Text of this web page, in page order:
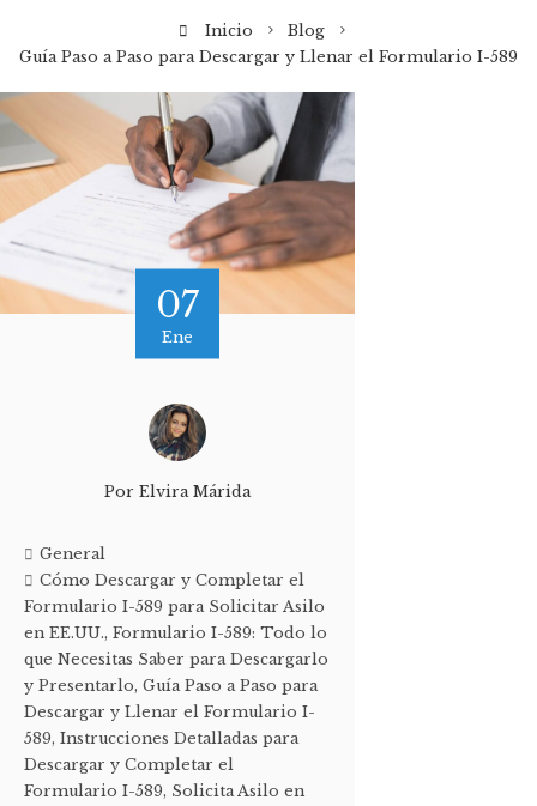
Inicio
Blog
Guía Paso a Paso para Descargar y Llenar el Formulario I-589
07
Ene
Por Elvira Márida
General
Cómo Descargar y Completar el
Formulario I-589 para Solicitar Asilo
en EE.UU., Formulario I-589: Todo lo
que Necesitas Saber para Descargarlo
y Presentarlo, Guía Paso a Paso para
Descargar y Llenar el Formulario I-
589, Instrucciones Detalladas para
Descargar y Completar el
Formulario I-589, Solicita Asilo en